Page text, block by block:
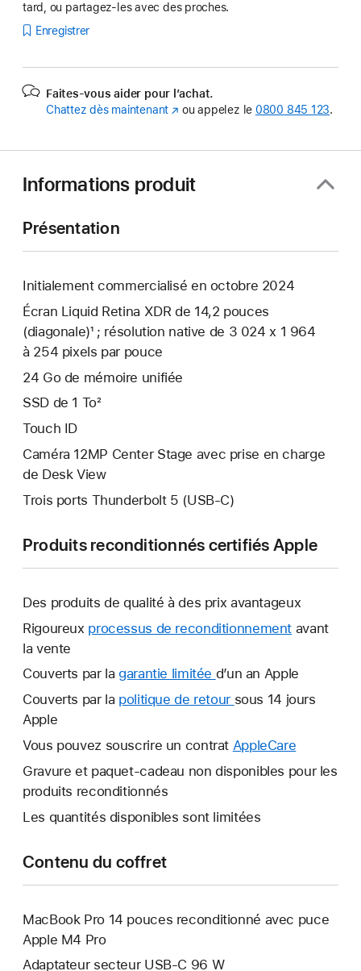
tard, ou partagez-les avec des proches.
Enregistrer
Faites-vous aider pour l’achat.
Chattez dès maintenant (s’ouvre
ou appelez le 0800 845 123.
Informations produit
Présentation
Initialement commercialisé en octobre 2024
Écran Liquid Retina XDR de 14,2 pouces
(diagonale)¹ ; résolution native de 3 024 x 1 964
à 254 pixels par pouce
24 Go de mémoire unifiée
SSD de 1 To²
Touch ID
Caméra 12MP Center Stage avec prise en charge
de Desk View
Trois ports Thunderbolt 5 (USB‑C)
Produits reconditionnés certifiés Apple
Des produits de qualité à des prix avantageux
Rigoureux processus de reconditionnement avant
la vente
Couverts par la garantie limitée Une
nouvelle
d’un an Apple
Couverts par la politique de retour Une
fenêtre
sous 14 jours
Apple
Vous pouvez souscrire un contrat AppleCare
nouvelle
Gravure et paquet-cadeau non disponibles pour les
produits reconditionnés
Les quantités disponibles sont limitées
Contenu du coffret
MacBook Pro 14 pouces reconditionné avec puce
Apple M4 Pro
Adaptateur secteur USB‑C 96 W